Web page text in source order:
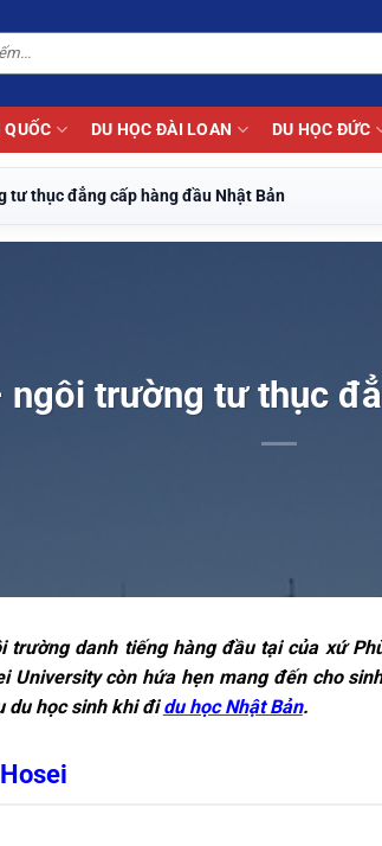
QUỐC DU HỌC ĐÀI LOAN DU HỌC ĐỨC
tư thục đẳng cấp hàng đầu Nhật Bản
trường tư thục
danh tiếng hàng đầu tại của xứ
University còn hứa hẹn mang đến cho
du học sinh khi đidu học Nhật Bản.